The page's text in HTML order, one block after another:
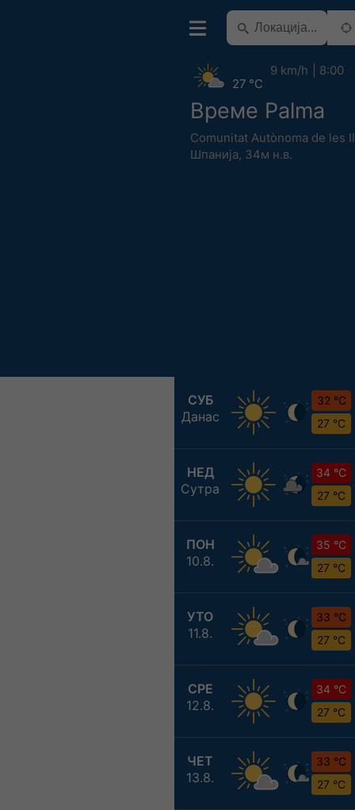
Време Palma
Comunitat Autònoma de les
Шпанија, 34м н.в.
27 °C
9 km/h 8:00
СУБ
Данас
32 °C
27 °C
НЕД
Сутра
34 °C
27 °C
ПОН
10.8.
35 °C
27 °C
УТО
11.8.
33 °C
27 °C
СРЕ
12.8.
34 °C
27 °C
ЧЕТ
13.8.
33 °C
27 °C